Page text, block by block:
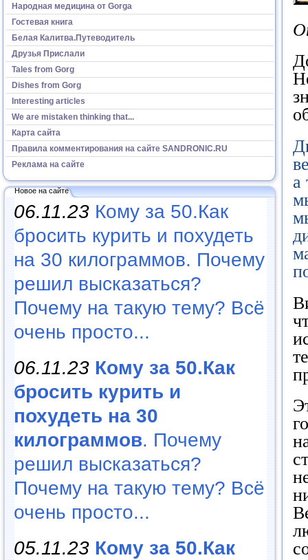
Народная медицина от Gorga
Гостевая книга
Белая Калитва.Путеводитель
Друзья Прислали
Tales from Gorg
Dishes from Gorg
Interesting articles
We are mistaken thinking that...
Карта сайта
Правила комментирования на сайте SANDRONIC.RU
Реклама на сайте
Новое на сайте
06.11.23 Кому за 50.Как
бросить курить и похудеть
на 30 килограммов. Почему
решил высказаться?
Почему на такую тему? Всё
очень просто...
06.11.23 Кому за 50.Как
бросить курить и
похудеть на 30
килограммов. Почему
решил высказаться?
Почему на такую тему? Всё
очень просто...
05.11.23 Кому за 50.Как
а